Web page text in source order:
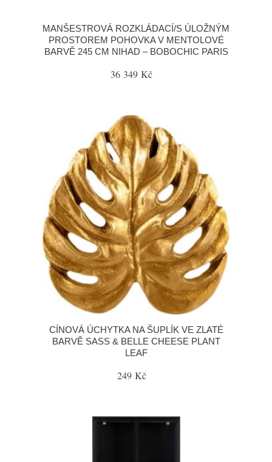
MANŠESTROVÁ ROZKLÁDACÍ/S ÚLOŽNÝM
PROSTOREM POHOVKA V MENTOLOVÉ
BARVĚ 245 CM NIHAD – BOBOCHIC PARIS
36 349 Kč
CÍNOVÁ ÚCHYTKA NA ŠUPLÍK VE ZLATÉ
BARVĚ SASS & BELLE CHEESE PLANT
LEAF
249 Kč